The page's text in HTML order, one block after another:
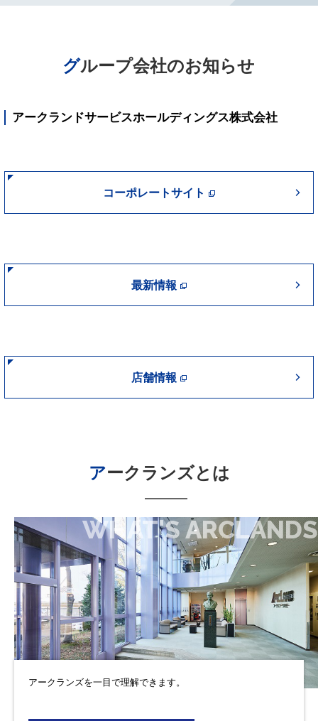
グループ会社のお知らせ
アークランドサービスホールディングス株式会社
コーポレートサイト
最新情報
店舗情報
アークランズとは
WHAT'S ARCLANDS
アークランズを一目で理解できます。